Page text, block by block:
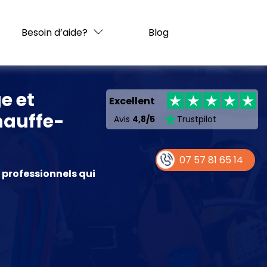
Besoin d’aide? Blog
et
qui
Excellent
Avis 4,8/5 Trustpilot
07 57 81 65 14